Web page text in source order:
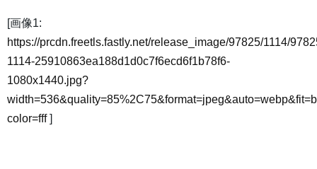
[画像1:
https://prcdn.freetls.fastly.net/release_image/97825/1114/
1114-25910863ea188d1d0c7f6ecd6f1b78f6-
1080x1440.jpg?
color=fff]